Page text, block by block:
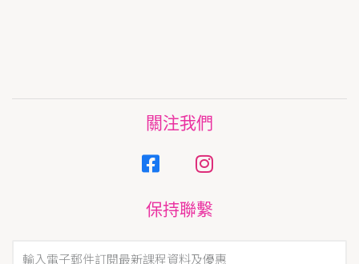
關注我們
保持聯繫